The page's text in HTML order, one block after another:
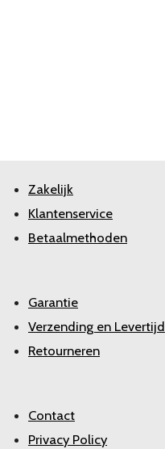
Zakelijk
Klantenservice
Betaalmethoden
Garantie
Verzending en Levertijd
Retourneren
Contact
Privacy Policy